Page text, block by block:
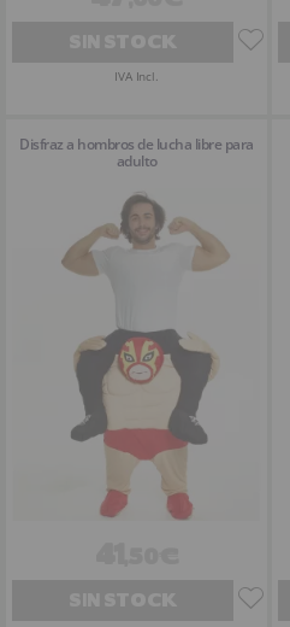
IVA Incl.
Disfraz a hombros de lucha libre para
adulto